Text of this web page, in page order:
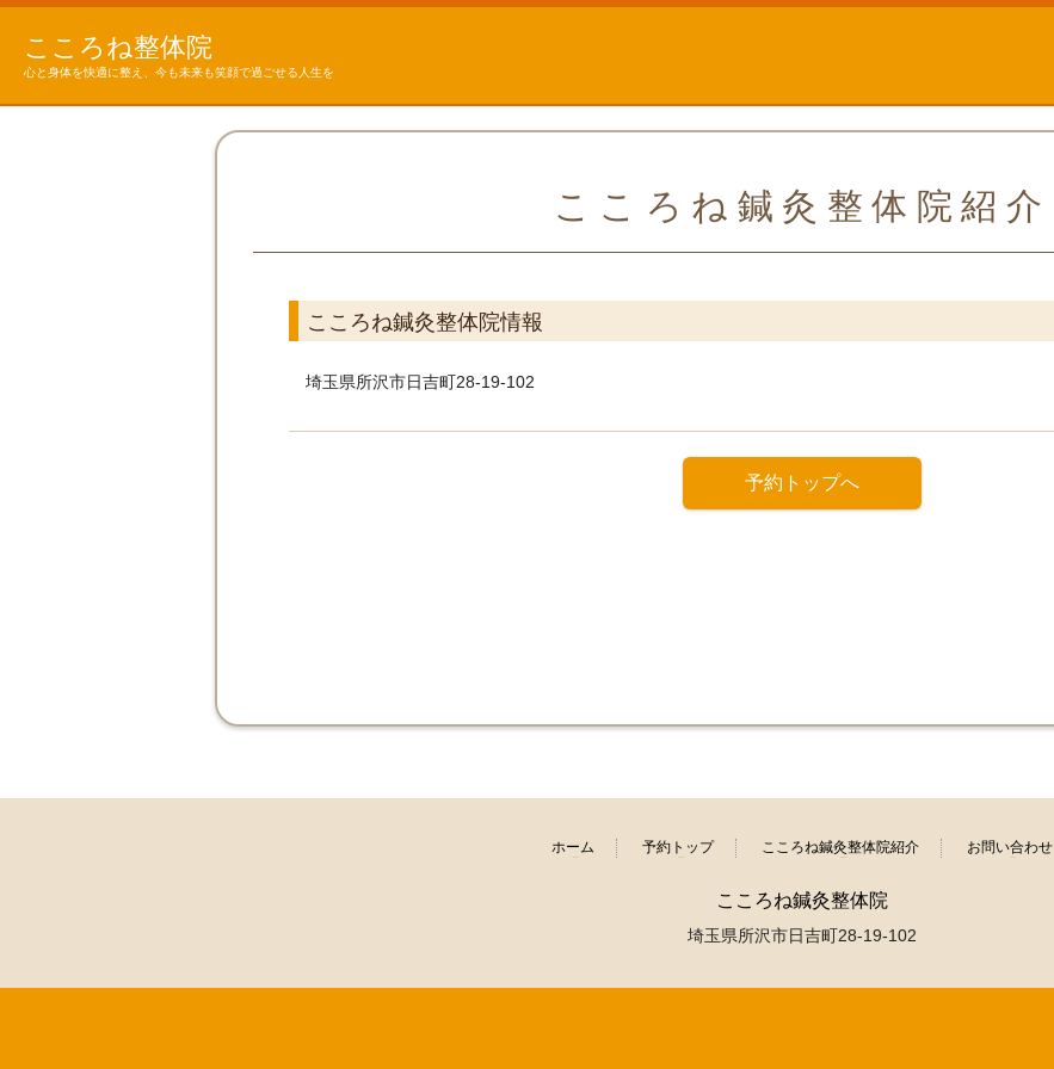
こころね整体院
心と身体を快適に整え、今も未来も笑顔で過ごせる人生を
こころね鍼灸整体院紹介
こころね鍼灸整体院情報
埼玉県所沢市日吉町28-19-102
予約トップへ
ホーム 予約トップ こころね鍼灸整体院紹介 お問い合わせ
こころね鍼灸整体院
埼玉県所沢市日吉町28-19-102